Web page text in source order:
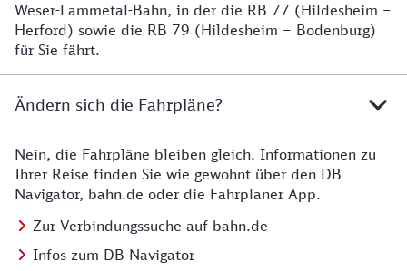
Weser-Lammetal-Bahn, in der die RB 77 (Hildesheim –
Herford) sowie die RB 79 (Hildesheim – Bodenburg)
für Sie fährt.
Ändern sich die Fahrpläne?
Details zu den Fahrplänen
Nein, die Fahrpläne bleiben gleich. Informationen zu
Ihrer Reise finden Sie wie gewohnt über den DB
Navigator, bahn.de oder die Fahrplaner App.
Zur Verbindungssuche auf bahn.de
Infos zum DB Navigator